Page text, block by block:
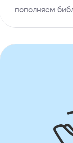
пополняем